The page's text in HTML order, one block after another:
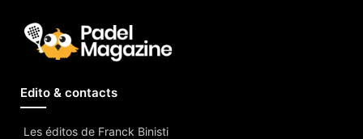
Edito & contacts
Les éditos de Franck Binisti